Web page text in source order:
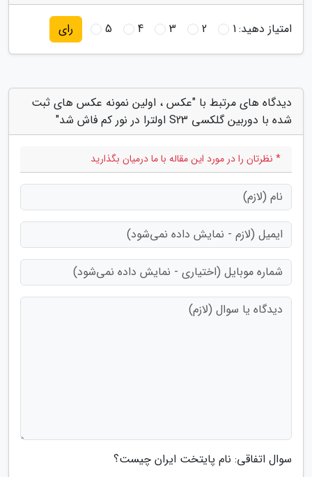
امتیاز دهید:1
2
3
4
5 رای
دیدگاه های مرتبط با "عکس ، اولین نمونه عکس های ثبت
شده با دوربین گلکسی S23 اولترا در نور کم فاش شد"
* نظرتان را در مورد این مقاله با ما درمیان بگذارید
سوال اتفاقی: نام پایتخت ایران چیست؟